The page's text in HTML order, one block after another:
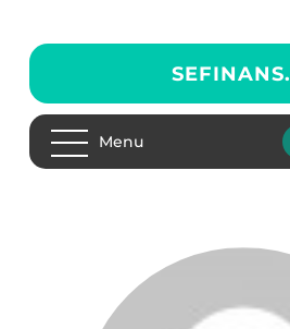
SEFINANS.
Menu